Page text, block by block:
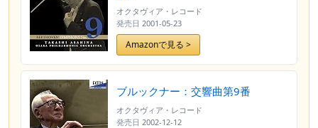
オクタヴィア・レコード
発売日 2001-05-23
Amazonで見る >
ブルックナー：交響曲第9番
オクタヴィア・レコード
発売日 2002-12-12